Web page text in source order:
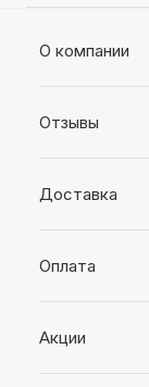
О компании
Отзывы
Доставка
Оплата
Акции